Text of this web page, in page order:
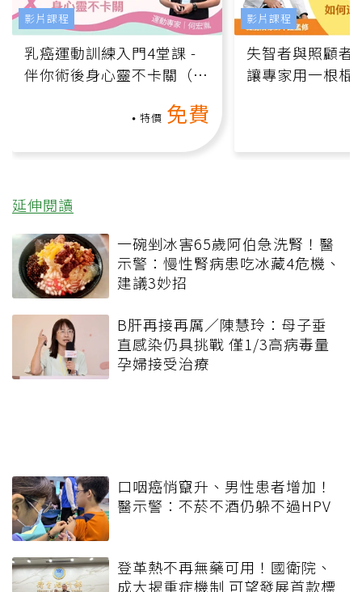
乳癌運動訓練入門4堂課 -
伴你術後身心靈不卡關（線
特價 免費
影片課程
失智者與照顧者
讓專家用一根棍
影片課程
延伸閱讀
一碗剉冰害65歲阿伯急洗腎！醫
示警：慢性腎病患吃冰藏4危機、
建議3妙招
B肝再接再厲／陳慧玲：母子垂
直感染仍具挑戰 僅1/3高病毒量
孕婦接受治療
口咽癌悄竄升、男性患者增加！
醫示警：不菸不酒仍躲不過HPV
登革熱不再無藥可用！國衛院、
成大揭重症機制 可望發展首款標